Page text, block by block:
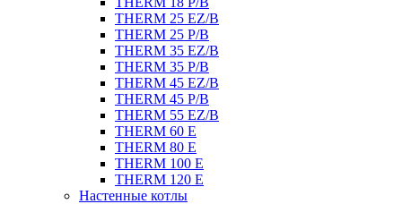
THERM 25 EZ/B
THERM 25 P/B
THERM 35 EZ/B
THERM 35 P/B
THERM 45 EZ/B
THERM 45 P/B
THERM 55 EZ/B
THERM 60 E
THERM 80 E
THERM 100 E
THERM 120 E
Настенные котлы